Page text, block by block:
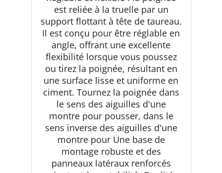
est reliée à la truelle par un
support flottant à tête de taureau.
Il est conçu pour être réglable en
angle, offrant une excellente
flexibilité lorsque vous poussez
ou tirez la poignée, résultant en
une surface lisse et uniforme en
ciment. Tournez la poignée dans
le sens des aiguilles d'une
montre pour pousser, dans le
sens inverse des aiguilles d'une
montre pour Une base de
montage robuste et des
panneaux latéraux renforcés